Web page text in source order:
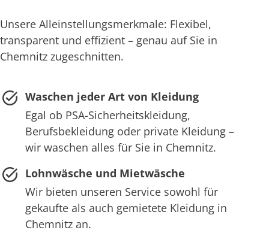
Unsere Alleinstellungsmerkmale: Flexibel,
transparent und effizient – genau auf Sie in
Chemnitz zugeschnitten.
Waschen jeder Art von Kleidung
Egal ob PSA-Sicherheitskleidung,
Berufsbekleidung oder private Kleidung –
wir waschen alles für Sie in Chemnitz.
Lohnwäsche und Mietwäsche
Wir bieten unseren Service sowohl für
gekaufte als auch gemietete Kleidung in
Chemnitz an.